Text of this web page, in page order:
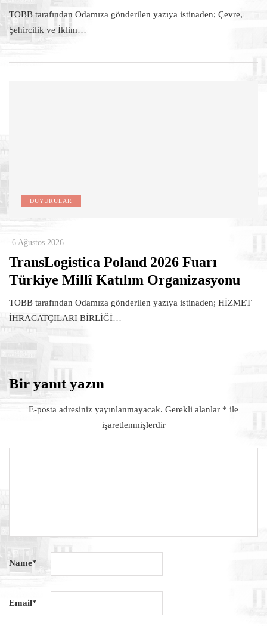
TOBB tarafından Odamıza gönderilen yazıya istinaden; Çevre,
Şehircilik ve İklim…
DUYURULAR
6 Ağustos 2026
TransLogistica Poland 2026 Fuarı
Türkiye Millî Katılım Organizasyonu
TOBB tarafından Odamıza gönderilen yazıya istinaden; HİZMET
İHRACATÇILARI BİRLİĞİ…
Bir yanıt yazın
E-posta adresiniz yayınlanmayacak. Gerekli alanlar * ile
işaretlenmişlerdir
Name*
Email*